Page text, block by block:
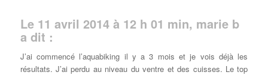
Le 11 avril 2014 à 12 h 01 min, marie b
a dit :
J’ai commencé l’aquabiking il y a 3 mois et je vois déjà les
résultats. J’ai perdu au niveau du ventre et des cuisses. Le top